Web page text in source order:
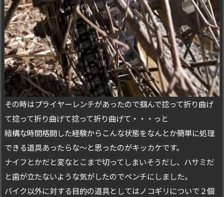
その時はプライヤーレンチがあったので掴んで捻って折り曲げ
て捻って折り曲げて捻って折り曲げて・・・っと
結構な時間格闘した経験からこんな状態をなんとか簡単に処理
できる道具あったらな～と思ったのがキッカケです。
ナイフとかだと変なとこまで切ってしまいそうだし、ハサミだ
と歯が立たないような気がしたのでペンチにしました。
バイク以外に対する目的の道具としてはノコギリについで２個